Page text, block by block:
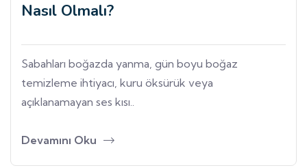
Nasıl Olmalı?
Sabahları boğazda yanma, gün boyu boğaz
temizleme ihtiyacı, kuru öksürük veya
açıklanamayan ses kısı..
Devamını Oku